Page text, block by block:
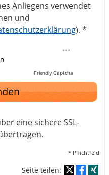
Anliegens verwendet
und
). *
Friendly Captcha
eine sichere SSL-
* Pflichtfeld
Seite teilen: